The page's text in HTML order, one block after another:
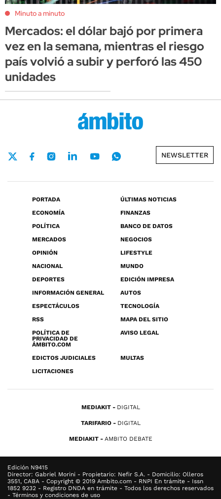
Minuto a minuto
Mercados: el dólar bajó por primera
vez en la semana, mientras el riesgo
país volvió a subir y perforó las 450
unidades
NEWSLETTER
PORTADA
ÚLTIMAS NOTICIAS
ECONOMÍA
FINANZAS
POLÍTICA
BANCO DE DATOS
MERCADOS
NEGOCIOS
OPINIÓN
LIFESTYLE
NACIONAL
MUNDO
DEPORTES
EDICIÓN IMPRESA
INFORMACIÓN GENERAL
AUTOS
ESPECTÁCULOS
TECNOLOGÍA
RSS
MAPA DEL SITIO
POLÍTICA DE
PRIVACIDAD DE
ÁMBITO.COM
AVISO LEGAL
EDICTOS JUDICIALES
MULTAS
LICITACIONES
MEDIAKIT DIGITAL
TARIFARIO DIGITAL
MEDIAKIT AMBITO DEBATE
Edición N9415
Director: Gabriel Morini - Propietario: Nefir S.A. - Domicilio: Olleros
3551, CABA - Copyright © 2019 Ambito.com - RNPI En trámite - Issn
1852 9232 - Registro DNDA en trámite - Todos los derechos reservados
- Términos y condiciones de uso